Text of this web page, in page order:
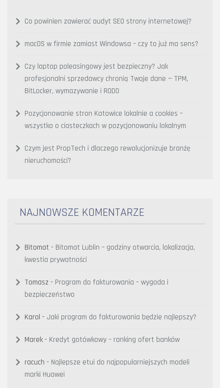
Co powinien zawierać audyt SEO strony internetowej?
macOS w firmie zamiast Windowsa – czy to już ma sens?
Czy laptop poleasingowy jest bezpieczny? Jak
profesjonalni sprzedawcy chronią Twoje dane — TPM,
BitLocker, wymazywanie i RODO
Pozycjonowanie stron Katowice lokalnie a cookies –
wszystko o ciasteczkach w pozycjonowaniu lokalnym
Czym jest PropTech i dlaczego rewolucjonizuje branżę
nieruchomości?
NAJNOWSZE KOMENTARZE
Bitomat - Bitomat Lublin – godziny otwarcia, lokalizacja,
kwestia prywatności
Tomasz - Program do fakturowania – wygoda i
bezpieczeństwo
Karol - Jaki program do fakturowania będzie najlepszy?
Marek - Kredyt gotówkowy – ranking ofert banków
racuch - Najlepsze etui do najpopularniejszych modeli
marki Huawei